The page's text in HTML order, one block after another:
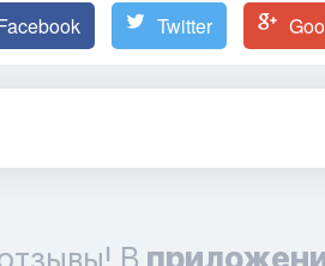
Twitter
В